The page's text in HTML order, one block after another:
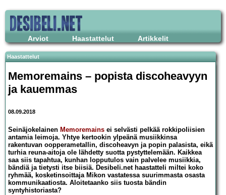
Arviot Haastattelut Artikkelit
Haastattelut
Memoremains – popista discoheavyyn
ja kauemmas
08.09.2018
Seinäjokelainen Memoremains ei selvästi pelkää rokkipoliisien
antamia leimoja. Yhtye kertookin ylpeänä musiikkinsa
rakentuvan oopperametallin, discoheavyn ja popin palasista, eikä
turhia reuna-aitoja ole lähdetty suotta pystyttelemään. Kaikkea
saa siis tapahtua, kunhan lopputulos vain palvelee musiikkia,
bändiä ja tietysti itse biisiä. Desibeli.net haastatteli miltei koko
ryhmää, kosketinsoittaja Mikon vastatessa suurimmasta osasta
kommunikaatiosta. Aloitetaanko siis tuosta bändin
syntyhistoriasta?